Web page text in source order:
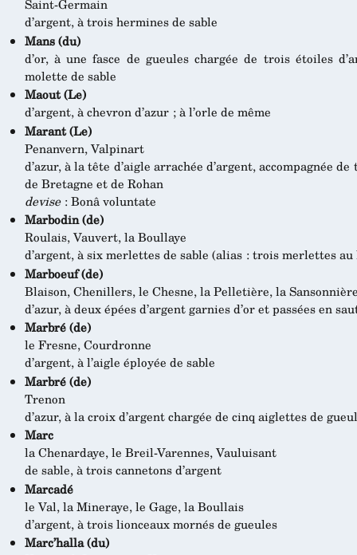
Saint-Germain
d’argent, à trois hermines de sable
Mans (du)
d’or, à une fasce de gueules chargée de trois étoiles
molette de sable
Maout (Le)
d’argent, à chevron d’azur ; à l’orle de même
Marant (Le)
Penanvern, Valpinart
d’azur, à la tête d’aigle arrachée d’argent, accompagnée
de Bretagne et de Rohan
devise: Bonâ voluntate
Marbodin (de)
Roulais, Vauvert, la Boullaye
d’argent, à six merlettes de sable (alias : trois merlettes
Marboeuf (de)
Blaison, Chenillers, le Chesne, la Pelletière, la
d’azur, à deux épées d’argent garnies d’or et passées en
Marbré (de)
le Fresne, Courdronne
d’argent, à l’aigle éployée de sable
Marbré (de)
Trenon
d’azur, à la croix d’argent chargée de cinq aiglettes de
Marc
la Chenardaye, le Breil-Varennes, Vauluisant
de sable, à trois cannetons d’argent
Marcadé
le Val, la Mineraye, le Gage, la Boullais
d’argent, à trois lionceaux mornés de gueules
Marc’halla (du)